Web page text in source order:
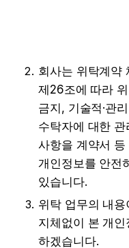
회사는 위탁계약
제26조에 따라
금지, 기술적·관
수탁자에 대한
사항을 계약서
개인정보를 안전
있습니다.
위탁 업무의 내
지체없이 본 개
하겠습니다.